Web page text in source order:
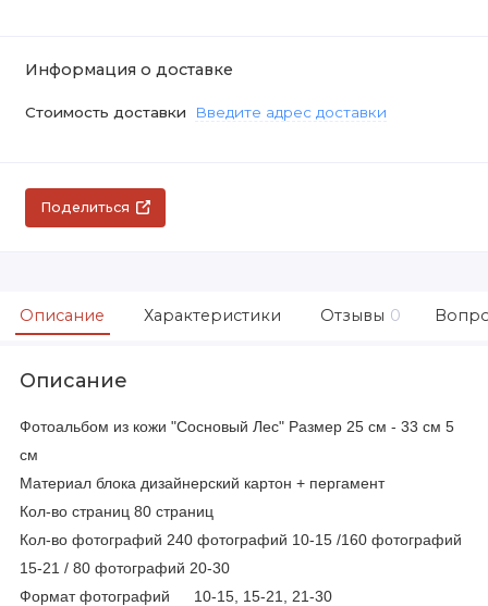
Информация о доставке
Стоимость доставки Введите адрес доставки
Поделиться
Описание Характеристики Отзывы 0
Описание
Фотоальбом из кожи "Сосновый Лес" Размер 25 см - 33 см 5
см
Материал блока дизайнерский картон + пергамент
Кол-во страниц 80 страниц
Кол-во фотографий 240 фотографий 10-15 /160 фотографий
15-21 / 80 фотографий 20-30
Формат фотографий
10-15, 15-21, 21-30